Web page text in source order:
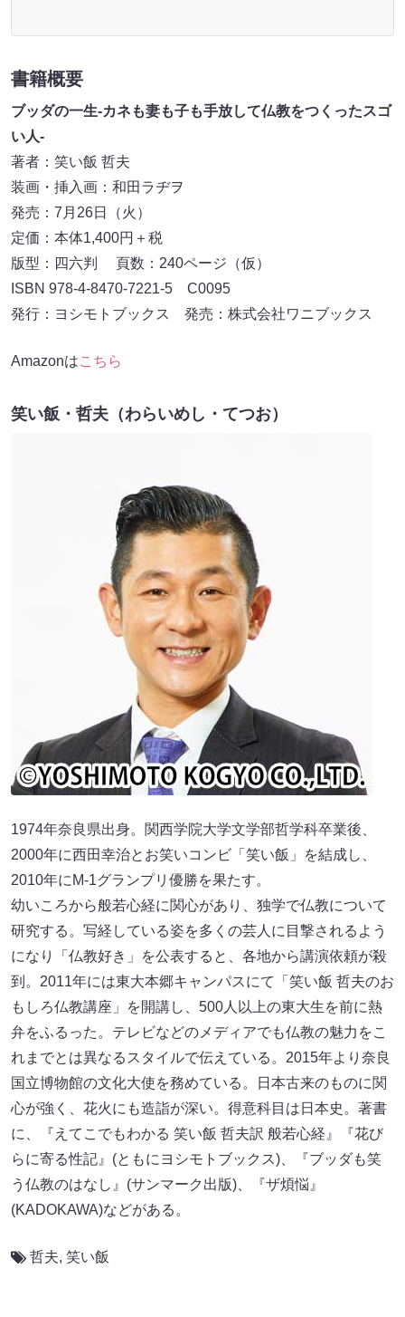
書籍概要
ブッダの一生-カネも妻も子も手放して仏教をつくったスゴ
い人-
著者：笑い飯 哲夫
装画・挿入画：和田ラヂヲ
発売：7月26日（火）
定価：本体1,400円＋税
版型：四六判 頁数：240ページ（仮）
ISBN 978-4-8470-7221-5 C0095
発行：ヨシモトブックス 発売：株式会社ワニブックス
Amazonはこちら
笑い飯・哲夫（わらいめし・てつお）
1974年奈良県出身。関西学院大学文学部哲学科卒業後、
2000年に西田幸治とお笑いコンビ「笑い飯」を結成し、
2010年にM-1グランプリ優勝を果たす。
幼いころから般若心経に関心があり、独学で仏教について
研究する。写経している姿を多くの芸人に目撃されるよう
になり「仏教好き」を公表すると、各地から講演依頼が殺
到。2011年には東大本郷キャンパスにて「笑い飯 哲夫のお
もしろ仏教講座」を開講し、500人以上の東大生を前に熱
弁をふるった。テレビなどのメディアでも仏教の魅力をこ
れまでとは異なるスタイルで伝えている。2015年より奈良
国立博物館の文化大使を務めている。日本古来のものに関
心が強く、花火にも造詣が深い。得意科目は日本史。著書
に、『えてこでもわかる 笑い飯 哲夫訳 般若心経』『花び
らに寄る性記』(ともにヨシモトブックス)、『ブッダも笑
う仏教のはなし』(サンマーク出版)、『ザ煩悩』
(KADOKAWA)などがある。
哲夫, 笑い飯